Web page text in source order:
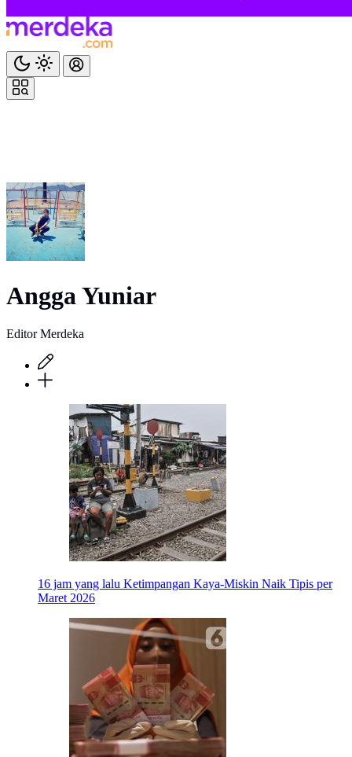
Angga Yuniar
Editor Merdeka
16 jam yang lalu Ketimpangan Kaya-Miskin Naik Tipis per
Maret 2026